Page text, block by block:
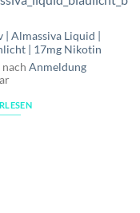
| Almassiva Liquid |
| 17mg Nikotin
nach Anmeldung